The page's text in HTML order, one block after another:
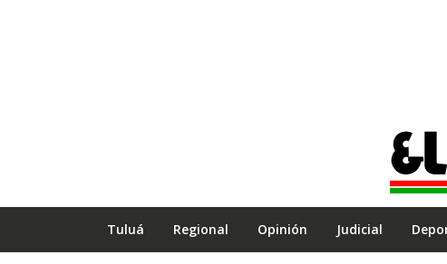
Tuluá Regional Opinión Judicial